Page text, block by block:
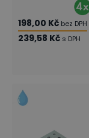
198,00 Kč bez DPH
239,58 Kč s DPH